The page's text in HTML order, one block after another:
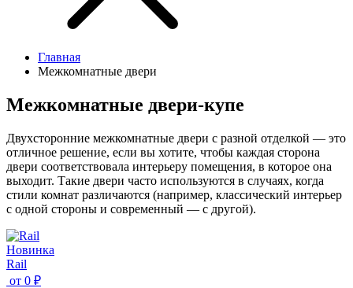
Главная
Межкомнатные двери
Межкомнатные двери-купе
Двухсторонние межкомнатные двери с разной отделкой — это
отличное решение, если вы хотите, чтобы каждая сторона
двери соответствовала интерьеру помещения, в которое она
выходит. Такие двери часто используются в случаях, когда
стили комнат различаются (например, классический интерьер
с одной стороны и современный — с другой).
Новинка
Rail
от 0 ₽